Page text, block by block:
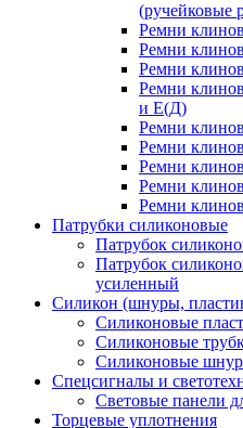
(ручейковые
Ремни
Ремни
Ремни
Ремни
и Е(Д)
Ремни
Ремни
Ремни
Ремни
Ремни
Патрубки силиконовые
Патрубок
Патрубок
усиленный
Силикон (шнуры,
Силиконовые
Силиконовые
Силиконовые
Спецсигналы и
Световые панели
Торцевые уплотнения